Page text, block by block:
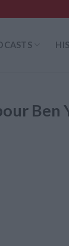
Ben